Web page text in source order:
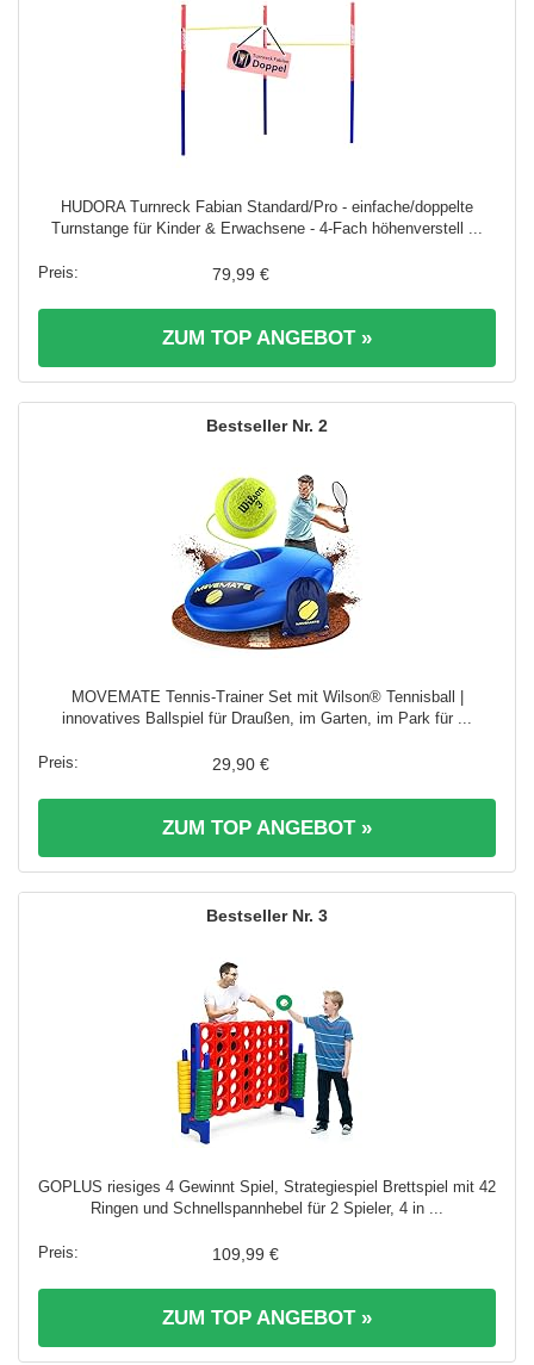
HUDORA Turnreck Fabian Standard/Pro - einfache/doppelte
Turnstange für Kinder & Erwachsene - 4-Fach höhenverstell ...
79,99 €
ZUM TOP ANGEBOT »
2
MOVEMATE Tennis-Trainer Set mit Wilson® Tennisball |
innovatives Ballspiel für Draußen, im Garten, im Park für ...
29,90 €
ZUM TOP ANGEBOT »
3
GOPLUS riesiges 4 Gewinnt Spiel, Strategiespiel Brettspiel mit 42
Ringen und Schnellspannhebel für 2 Spieler, 4 in ...
109,99 €
ZUM TOP ANGEBOT »